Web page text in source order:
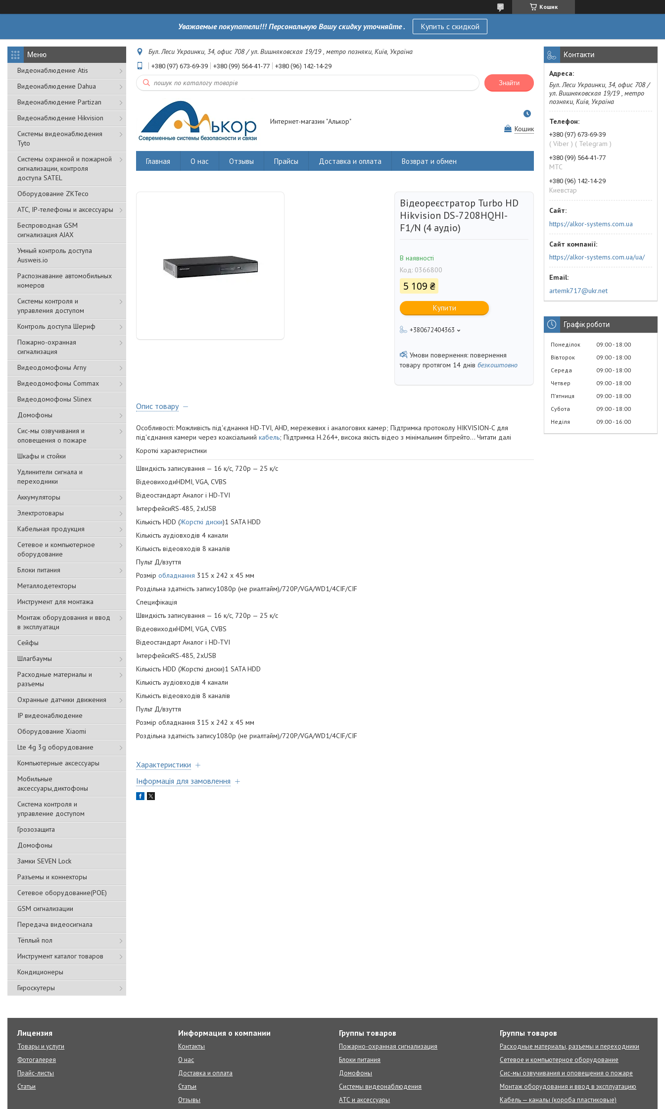
Кошик
Уважаемые покупатели!!! Персональную Вашу скидку уточняйте . Купить с скидкой
Видеонаблюдение Atis
Видеонаблюдение Dahua
Видеонаблюдение Partizan
Видеонаблюдение Hikvision
Системы видеонаблюдения
Tyto
Cистемы охранной и пожарной
сигнализации, контроля
доступа SATEL
Оборудование ZKTeco
АТС, IP-телефоны и аксессуары
Беспроводная GSM
сигнализация АJAX
Умный контроль доступа
Ausweis.io
Распознавание автомобильных
номеров
Системы контроля и
управления доступом
Контроль доступа Шериф
Пожарно-охранная
сигнализация
Видеодомофоны Arny
Видеодомофоны Commax
Видеодомофоны Slinex
Домофоны
Сис-мы озвучивания и
оповещения о пожаре
Шкафы и стойки
Удлинители сигнала и
переходники
Аккумуляторы
Электротовары
Кабельная продукция
Сетевое и компьютерное
оборудование
Блоки питания
Металлодетекторы
Инструмент для монтажа
Монтаж оборудования и ввод
в эксплуатаци
Сейфы
Шлагбаумы
Расходные материалы и
разъемы
Охранные датчики движения
IP видеонаблюдение
Оборудование Xiaomi
Lte 4g 3g оборудование
Компьютерные аксессуары
Мобильные
аксессуары,диктофоны
Система контроля и
управление доступом
Грозозащита
Домофоны
Замки SEVEN Lock
Разъемы и коннекторы
Сетевое оборудование(POE)
GSM сигнализации
Передача видеосигнала
Тёплый пол
Инструмент каталог товаров
Кондиционеры
Гироскутеры
Бул. Леси Украинки, 34, офис 708 / ул. Вишняковская 19/19 , метро позняки, Київ, Україна
+380 (97) 673-69-39 +380 (99) 564-41-77 +380 (96) 142-14-29
Знайти
Интернет-магазин "Алькор"
Кошик
Главная О нас Отзывы Прайсы Доставка и оплата Возврат и обмен
Відеореєстратор Turbo HD
Hikvision DS-7208HQHI-
F1/N (4 аудіо)
В наявності
Код: 0366800
5 109 ₴
Купити
+380672404363
повернення
товару протягом 14 днів безкоштовно
Опис товару
Особливості: Можливість під'єднання HD-TVI, AHD, мережевих і аналогових камер; Підтримка протоколу HIKVISION-C для
під'єднання камери через коаксіальний кабель; Підтримка H.264+, висока якість відео з мінімальним бітрейто... Читати далі
Короткі характеристики
Швидкість записування — 16 к/с, 720р — 25 к/с
ВідеовиходиHDMI, VGA, CVBS
Відеостандарт Аналог і HD-TVI
ІнтерфейсиRS-485, 2хUSB
Кількість HDD (Жорсткі диски)1 SATA HDD
Кількість аудіовходів 4 канали
Кількість відеовходів 8 каналів
Пульт Д/взуття
Розмір обладнання 315 x 242 x 45 мм
Роздільна здатність запису1080р (не риалтайм)/720P/VGA/WD1/4CIF/CIF
Специфікація
Швидкість записування — 16 к/с, 720р — 25 к/с
ВідеовиходиHDMI, VGA, CVBS
Відеостандарт Аналог і HD-TVI
ІнтерфейсиRS-485, 2хUSB
Кількість HDD (Жорсткі диски)1 SATA HDD
Кількість аудіовходів 4 канали
Кількість відеовходів 8 каналів
Пульт Д/взуття
Розмір обладнання 315 x 242 x 45 мм
Роздільна здатність запису1080р (не риалтайм)/720P/VGA/WD1/4CIF/CIF
Характеристики
Інформація для замовлення
Контакти
Бул. Леси Украинки, 34, офис 708 /
ул. Вишняковская 19/19 , метро
позняки, Київ, Україна
+380 (97) 673-69-39
( Viber ) ( Telegram )
+380 (99) 564-41-77
МТС
+380 (96) 142-14-29
Киевстар
https://alkor-systems.com.ua
https://alkor-systems.com.ua/ua/
artemk717@ukr.net
Графік роботи
Понеділок 09:00 18:00
Вівторок
09:00 18:00
Середа
09:00 18:00
Четвер
09:00 18:00
Пʼятниця
09:00 18:00
Субота
09:00 18:00
Неділя
09:00 16:00
Лицензия
Товары и услуги
Фотогалерея
Прайс-листы
Статьи
Информация о компании
Контакты
О нас
Доставка и оплата
Статьи
Отзывы
Группы товаров
Пожарно-охранная сигнализация
Блоки питания
Домофоны
Системы видеонаблюдения
АТС и аксессуары
Группы товаров
Расходные материалы, разъемы и переходники
Сетевое и компьютерное оборудование
Сис-мы озвучивания и оповещения о пожаре
Монтаж оборудования и ввод в эксплуатацию
Кабель — каналы (короба пластиковые)